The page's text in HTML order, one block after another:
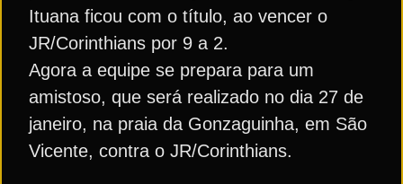
Ituana ficou com o título, ao vencer o
JR/Corinthians por 9 a 2.
Agora a equipe se prepara para um
amistoso, que será realizado no dia 27 de
janeiro, na praia da Gonzaguinha, em São
Vicente, contra o JR/Corinthians.